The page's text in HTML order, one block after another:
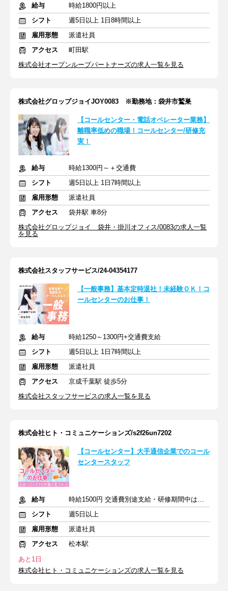
給与
時給1800円以上
シフト
週5日以上 1日8時間以上
雇用形態
派遣社員
アクセス
町田駅
株式会社オープンループパートナーズの求人一覧を見る
株式会社グロップジョイJOY0083 ※勤務地：袋井市鷲巣
【コールセンター・電話オペレーター業務】
離職率低めの職場！コールセンター/研修充
実！
給与
時給1300円～＋交通費
シフト
週5日以上 1日7時間以上
雇用形態
派遣社員
アクセス
袋井駅 車8分
株式会社グロップジョイ 袋井・掛川オフィス/0083の求人一覧
を見る
株式会社スタッフサービス/24-04354177
【一般事務】基本定時退社！未経験ＯＫ！コ
ールセンターのお仕事！
給与
時給1250～1300円+交通費支給
シフト
週5日以上 1日7時間以上
雇用形態
派遣社員
アクセス
京成千葉駅 徒歩5分
株式会社スタッフサービスの求人一覧を見る
株式会社ヒト・コミュニケーションズ/s2f26un7202
【コールセンター】大手通信企業でのコール
センタースタッフ
給与
時給1500円 交通費別途支給・研修期間中は時給1400円になります
シフト
週5日以上
雇用形態
派遣社員
アクセス
松本駅
あと1日
株式会社ヒト・コミュニケーションズの求人一覧を見る